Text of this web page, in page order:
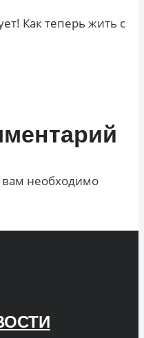
Как теперь жить с
необходимо